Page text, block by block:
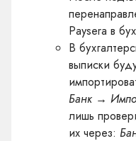
Paysera в
В
выписки
Банк →
лишь
их через: